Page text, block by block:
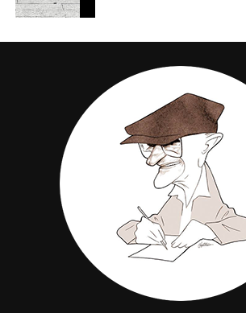
Medo da dor.
E alcançam o fim do corpo, como
humanas, sem o mínimo esforço